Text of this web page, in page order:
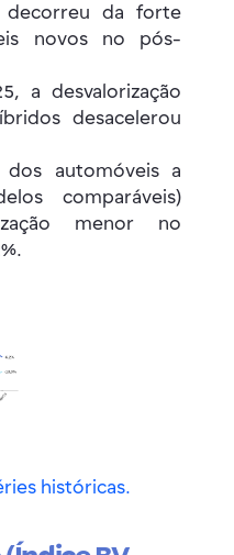
decorreu da forte
novos no pós-
a desvalorização
desacelerou
automóveis a
comparáveis)
menor no
históricas.